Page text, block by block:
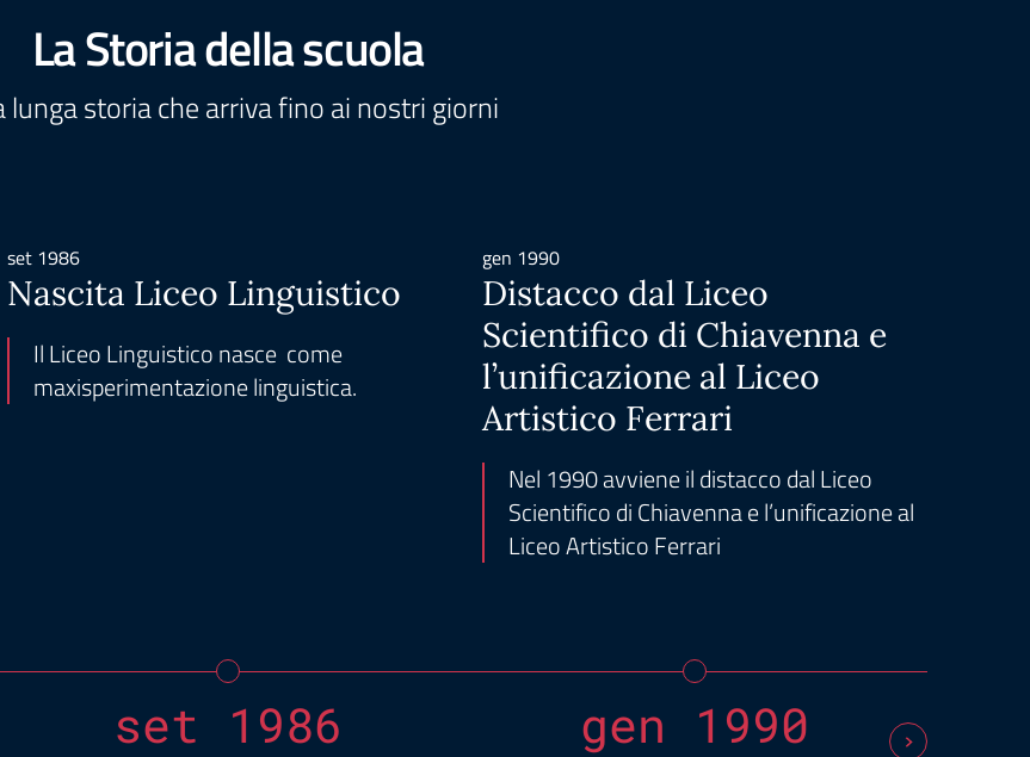
La Storia della scuola
lunga storia che arriva fino ai nostri giorni
set 1986
Nascita Liceo Linguistico
Il Liceo Linguistico nasce come
maxisperimentazione linguistica.
gen 1990
Distacco dal Liceo
Scientifico di Chiavenna e
l’unificazione al Liceo
Artistico Ferrari
Nel 1990 avviene il distacco dal Liceo
Scientifico di Chiavenna e l’unificazione al
Liceo Artistico Ferrari
set 1986 gen 1990